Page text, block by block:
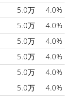
5.0万
4.0%
5.0万
4.0%
5.0万
4.0%
5.0万
4.0%
5.0万
4.0%
5.0万 4.0%